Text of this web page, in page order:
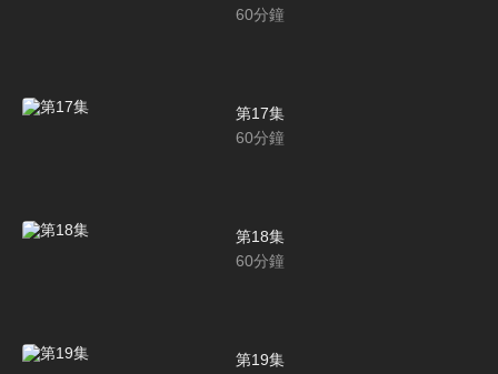
60分鐘
第17集
60分鐘
第18集
60分鐘
第19集